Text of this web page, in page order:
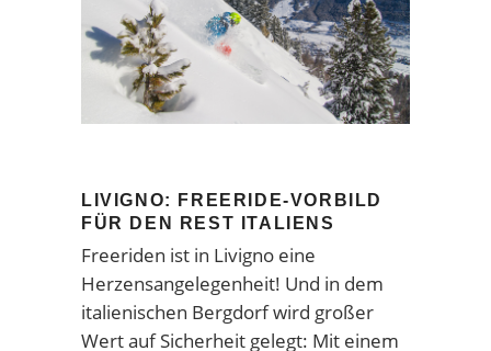
LIVIGNO: FREERIDE-VORBILD
FÜR DEN REST ITALIENS
Freeriden ist in Livigno eine
Herzensangelegenheit! Und in dem
italienischen Bergdorf wird großer
Wert auf Sicherheit gelegt: Mit einem